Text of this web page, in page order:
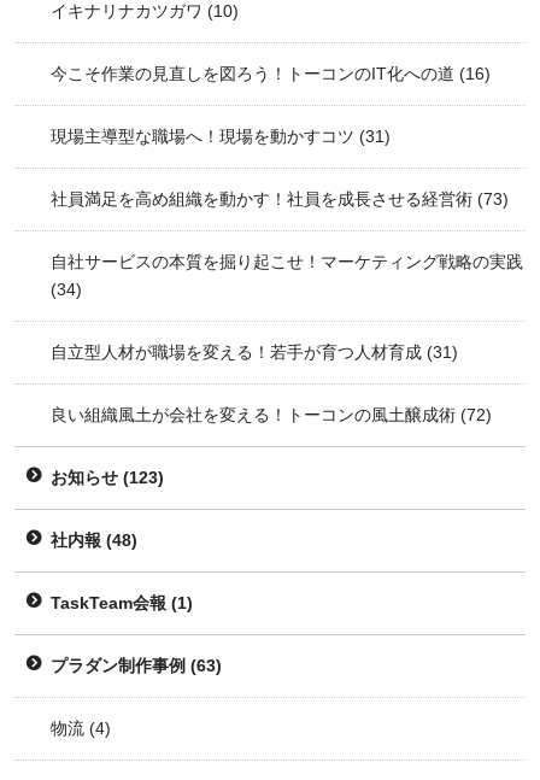
イキナリナカツガワ (10)
今こそ作業の見直しを図ろう！トーコンのIT化への道 (16)
現場主導型な職場へ！現場を動かすコツ (31)
社員満足を高め組織を動かす！社員を成長させる経営術 (73)
自社サービスの本質を掘り起こせ！マーケティング戦略の実践
(34)
自立型人材が職場を変える！若手が育つ人材育成 (31)
良い組織風土が会社を変える！トーコンの風土醸成術 (72)
お知らせ (123)
社内報 (48)
TaskTeam会報 (1)
プラダン制作事例 (63)
物流 (4)